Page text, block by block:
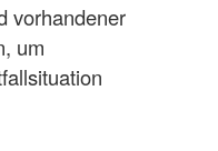
vorhandener
um